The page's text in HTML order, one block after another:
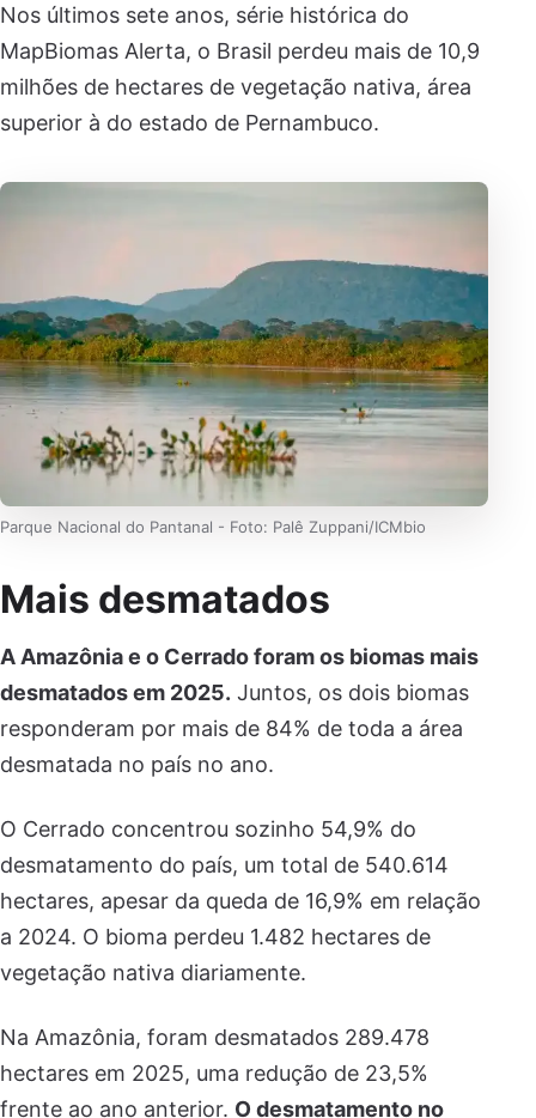
Nos últimos sete anos, série histórica do
MapBiomas Alerta, o Brasil perdeu mais de 10,9
milhões de hectares de vegetação nativa, área
superior à do estado de Pernambuco.
Parque Nacional do Pantanal - Foto: Palê Zuppani/ICMbio
Mais desmatados
A Amazônia e o Cerrado foram os biomas mais
desmatados em 2025. Juntos, os dois biomas
responderam por mais de 84% de toda a área
desmatada no país no ano.
O Cerrado concentrou sozinho 54,9% do
desmatamento do país, um total de 540.614
hectares, apesar da queda de 16,9% em relação
a 2024. O bioma perdeu 1.482 hectares de
vegetação nativa diariamente.
Na Amazônia, foram desmatados 289.478
hectares em 2025, uma redução de 23,5%
frente ao ano anterior. O desmatamento no